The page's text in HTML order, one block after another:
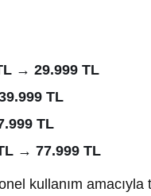
→ 29.999 TL
TL
TL
→ 77.999 TL
kullanım
Hava Durumu
Yalova’da Eyyam-
Etkisini Gösteriyor